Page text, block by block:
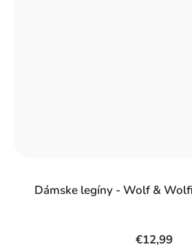
Dámske legíny - Wolf &
€12,99